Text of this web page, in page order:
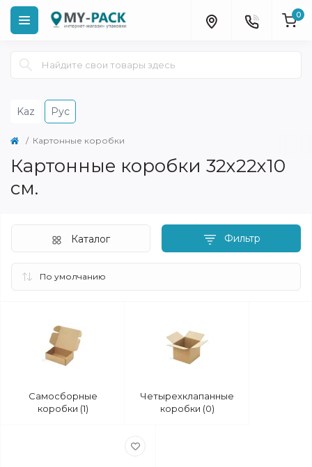
0
Kaz Рус
Картонные коробки
Картонные коробки 32х22х10
см.
Фильтр
Каталог
Самосборные
коробки (1)
Четырехклапанные
коробки (0)